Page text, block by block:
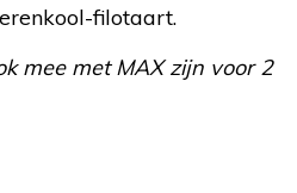
filotaart.
mee met MAX zijn voor 2